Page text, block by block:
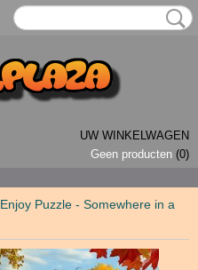
UW WINKELWAGEN
Geen producten (0)
Enjoy Puzzle - Somewhere in a